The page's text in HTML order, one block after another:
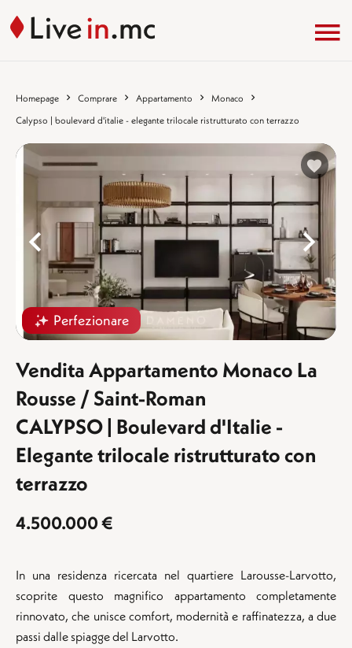
Homepage Comprare Appartamento
Monaco
Calypso | boulevard d'italie - elegante trilocale ristrutturato con terrazzo
Perfezionare
%}
Vendita Appartamento Monaco La
Rousse / Saint-Roman
CALYPSO | Boulevard d'Italie -
Elegante trilocale ristrutturato con
terrazzo
4.500.000 €
In una residenza ricercata nel quartiere Larousse-Larvotto,
scoprite questo magnifico appartamento completamente
rinnovato, che unisce comfort, modernità e raffinatezza, a due
passi dalle spiagge del Larvotto.